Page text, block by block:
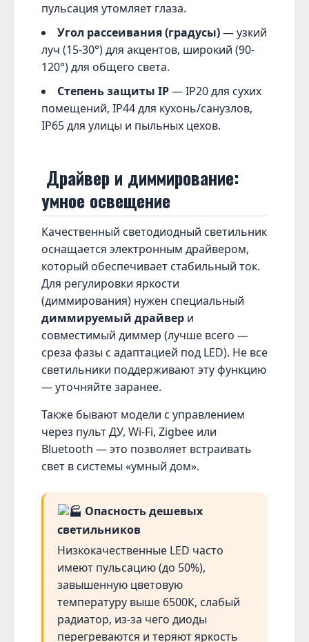
пульсация утомляет глаза.
Угол рассеивания (градусы)— узкий
луч (15-30°) для акцентов, широкий (90-
120°) для общего света.
Степень защиты IP— IP20 для сухих
помещений, IP44 для кухонь/санузлов,
IP65 для улицы и пыльных цехов.
Драйвер и диммирование:
умное освещение
Качественный светодиодный светильник
оснащается электронным драйвером,
который обеспечивает стабильный ток.
Для регулировки яркости
(диммирования) нужен специальный
диммируемый драйвер и
совместимый диммер (лучше всего —
среза фазы с адаптацией под LED). Не все
светильники поддерживают эту функцию
— уточняйте заранее.
Также бывают модели с управлением
через пульт ДУ, Wi-Fi, Zigbee или
Bluetooth — это позволяет встраивать
свет в системы «умный дом».
Опасность дешевых
светильников
Низкокачественные LED часто
имеют пульсацию (до 50%),
завышенную цветовую
температуру выше 6500К, слабый
радиатор, из-за чего диоды
перегреваются и теряют яркость